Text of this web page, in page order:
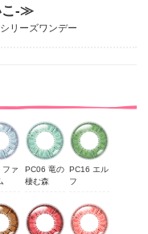
こ-≫
リーズワンデー
ファ PC06 竜の
棲む森
PC16 エル
フ